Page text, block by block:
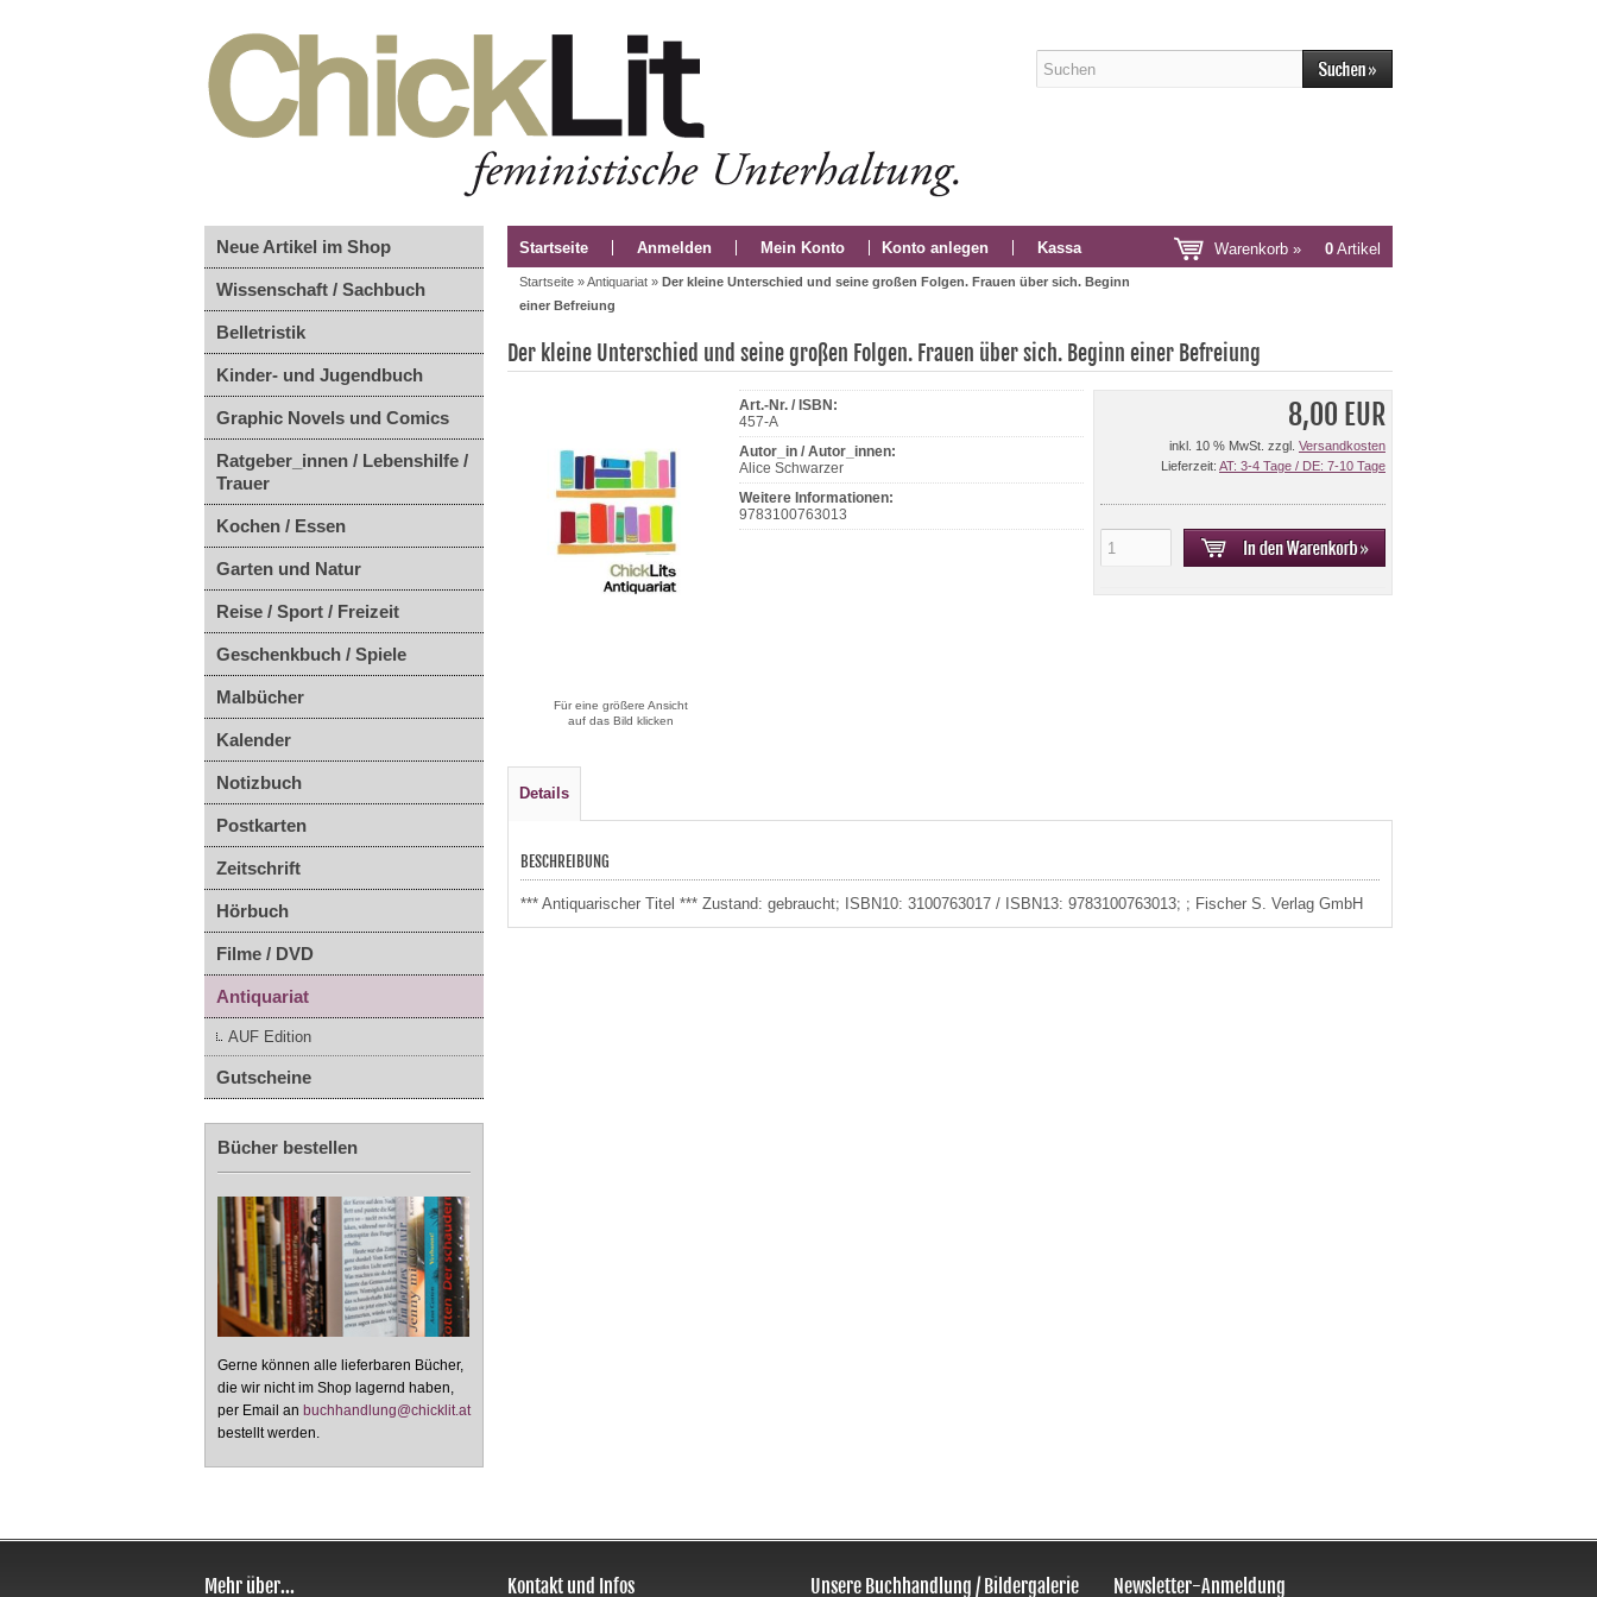
Neue Artikel im Shop
Wissenschaft / Sachbuch
Belletristik
Kinder- und Jugendbuch
Graphic Novels und Comics
Ratgeber_innen / Lebenshilfe /
Trauer
Kochen / Essen
Garten und Natur
Reise / Sport / Freizeit
Geschenkbuch / Spiele
Malbücher
Kalender
Notizbuch
Postkarten
Zeitschrift
Hörbuch
Filme / DVD
Antiquariat
AUF Edition
Gutscheine
Bücher bestellen
Gerne können alle lieferbaren Bücher,
die wir nicht im Shop lagernd haben,
per Email an buchhandlung@chicklit.at
bestellt werden.
Startseite Anmelden Mein Konto Konto anlegen Kassa Warenkorb » 0 Artikel
Startseite »Antiquariat » Der kleine Unterschied und seine großen Folgen. Frauen über sich. Beginn
einer Befreiung
Der kleine Unterschied und seine großen Folgen. Frauen über sich. Beginn einer Befreiung
Für eine größere Ansicht
auf das Bild klicken
Art.-Nr. / ISBN:
457-A
Autor_in / Autor_innen:
Alice Schwarzer
Weitere Informationen:
9783100763013
8,00 EUR
inkl. 10 % MwSt. zzgl. Versandkosten
Lieferzeit: AT: 3-4 Tage / DE: 7-10 Tage
Details
BESCHREIBUNG
*** Antiquarischer Titel *** Zustand: gebraucht; ISBN10: 3100763017 / ISBN13: 9783100763013; ; Fischer S. Verlag GmbH
Mehr über... Kontakt und Infos Unsere Buchhandlung / Bildergalerie Newsletter-Anmeldung